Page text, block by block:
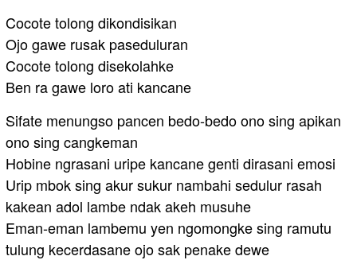
Cocote tolong dikondisikan
Ojo gawe rusak paseduluran
Cocote tolong disekolahke
Ben ra gawe loro ati kancane
Sifate menungso pancen bedo-bedo ono sing apikan
ono sing cangkeman
Hobine ngrasani uripe kancane genti dirasani emosi
Urip mbok sing akur sukur nambahi sedulur rasah
kakean adol lambe ndak akeh musuhe
Eman-eman lambemu yen ngomongke sing ramutu
tulung kecerdasane ojo sak penake dewe